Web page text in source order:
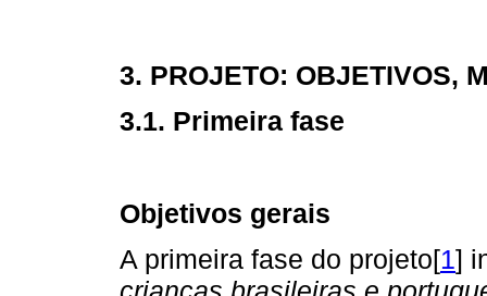
3. PROJETO: OBJETIVOS,
3.1. Primeira fase
Objetivos gerais
A primeira fase do projeto[1]